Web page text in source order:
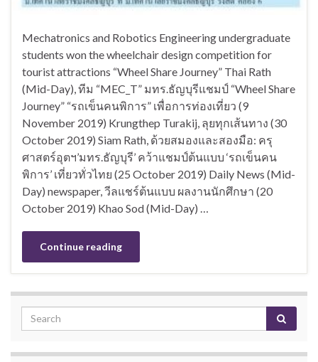
Mechatronics and Robotics Engineering undergraduate
students won the wheelchair design competition for
tourist attractions “Wheel Share Journey” Thai Rath
(Mid-Day), ทีม “MEC_T” มทร.ธัญบุรีแชมป์ “Wheel Share
Journey” “รถเข็นคนพิการ” เพื่อการท่องเที่ยว (9
November 2019) Krungthep Turakij, ลุยทุกเส้นทาง (30
October 2019) Siam Rath, ด้วยสมองและสองมือ: ครุ
ศาสตร์อุตฯ’มทร.ธัญบุรี’ คว้าแชมป์ต้นแบบ ‘รถเข็นคน
พิการ’ เที่ยวทั่วไทย (25 October 2019) Daily News (Mid-
Day) newspaper, วีลแชร์ต้นแบบ ผลงานนักศึกษา (20
October 2019) Khao Sod (Mid-Day) …
Continue reading